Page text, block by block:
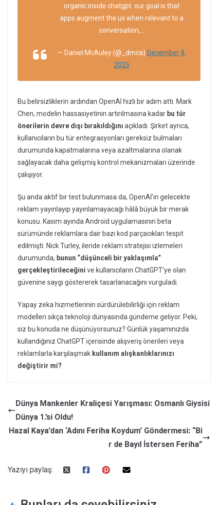
organic inside chatgpt. our goal is that
apps augment the ux when relevant to a
conversation,…
— Daniel McAuley (@_dmca) December 4,
2025
Bu belirsizliklerin ardından OpenAI hızlı bir adım attı. Mark
Chen, modelin hassasiyetinin artırılmasına kadar bu tür
önerilerin devre dışı bırakıldığını açıkladı. Şirket ayrıca,
kullanıcıların bu tür entegrasyonları gereksiz bulmaları
durumunda kapatmalarına veya azaltmalarına olanak
sağlayacak daha gelişmiş kontrol mekanizmaları üzerinde
çalışıyor.
Şu anda aktif bir test bulunmasa da, OpenAI’ın gelecekte
reklam yayınlayıp yayınlamayacağı hâlâ büyük bir merak
konusu. Kasım ayında Android uygulamasının beta
sürümünde reklamlara dair bazı kod parçacıkları tespit
edilmişti. Nick Turley, ileride reklam stratejisi izlemeleri
durumunda, bunun “düşünceli bir yaklaşımla”
gerçekleştirileceğini ve kullanıcıların ChatGPT’ye olan
güvenine saygı göstererek tasarlanacağını vurguladı.
Yapay zeka hizmetlerinin sürdürülebilirliği için reklam
modelleri sıkça teknoloji dünyasında gündeme geliyor. Peki,
siz bu konuda ne düşünüyorsunuz? Günlük yaşamınızda
kullandığınız ChatGPT içerisinde alışveriş önerileri veya
reklamlarla karşılaşmak kullanım alışkanlıklarınızı
değiştirir mi?
Dünya Mankenler Kraliçesi Yarışması: Osmanlı Giysisi
Dünya 1.’si Oldu!
Hazal Kaya’dan ‘Adını Feriha Koydum’ Göndermesi: “Bi
r de Bayıl İstersen Feriha”
Yazıyı paylaş: